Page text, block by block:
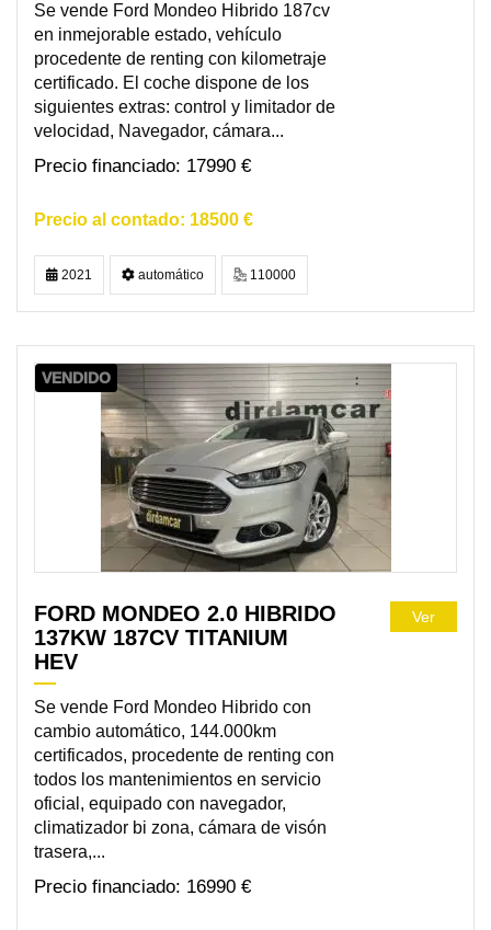
Se vende Ford Mondeo Hibrido 187cv
en inmejorable estado, vehículo
procedente de renting con kilometraje
certificado. El coche dispone de los
siguientes extras: control y limitador de
velocidad, Navegador, cámara...
17990 €
18500 €
2021 automático 110000
VENDIDO
FORD MONDEO 2.0 HIBRIDO
137KW 187CV TITANIUM
HEV
Se vende Ford Mondeo Hibrido con
cambio automático, 144.000km
certificados, procedente de renting con
todos los mantenimientos en servicio
oficial, equipado con navegador,
climatizador bi zona, cámara de visón
trasera,...
16990 €
Ver